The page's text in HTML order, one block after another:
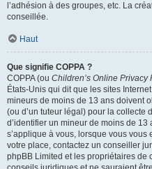
l’adhésion à des groupes, etc. La
conseillée.
Haut
Que signifie COPPA ?
COPPA (ou Children’s Online Privacy
États-Unis qui dit que les sites
mineurs de moins de 13 ans doivent
(ou d’un tuteur légal) pour la collecte
d’identifier un mineur de moins de 13
s’applique à vous, lorsque vous vous
votre place, contactez un conseiller
phpBB Limited et les propriétaires de